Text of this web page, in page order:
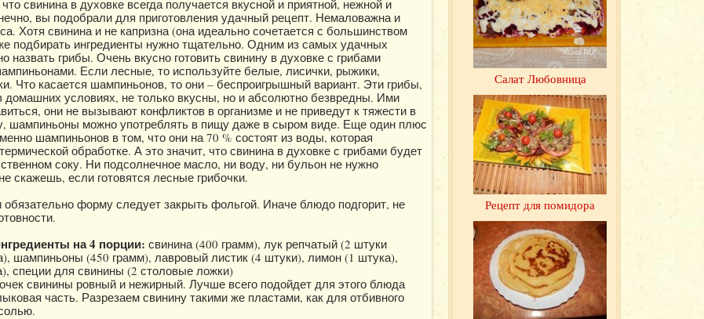
свинина в духовке всегда получается вкусной и приятной, нежной и
вы подобрали для приготовления удачный рецепт. Немаловажна и
Хотя свинина и не капризна (она идеально сочетается с большинством
подбирать ингредиенты нужно тщательно. Одним из самых удачных
назвать грибы. Очень вкусно готовить свинину в духовке с грибами
Если лесные, то используйте белые, лисички, рыжики,
Что касается шампиньонов, то они – беспроигрышный вариант. Эти грибы,
условиях, не только вкусны, но и абсолютно безвредны. Ими
они не вызывают конфликтов в организме и не приведут к тяжести в
шампиньоны можно употреблять в пищу даже в сыром виде. Еще один плюс
шампиньонов в том, что они на 70 % состоят из воды, которая
обработке. А это значит, что свинина в духовке с грибами будет
соку. Ни подсолнечное масло, ни воду, ни бульон не нужно
скажешь, если готовятся лесные грибочки.
обязательно форму следует закрыть фольгой. Иначе блюдо подгорит, не
на 4 порции: свинина (400 грамм), лук репчатый (2 штуки
шампиньоны (450 грамм), лавровый листик (4 штуки), лимон (1 штука),
специи для свинины (2 столовые ложки)
свинины ровный и нежирный. Лучше всего подойдет для этого блюда
часть. Разрезаем свинину такими же пластами, как для отбивного
Салат Любовница
Рецепт для помидора